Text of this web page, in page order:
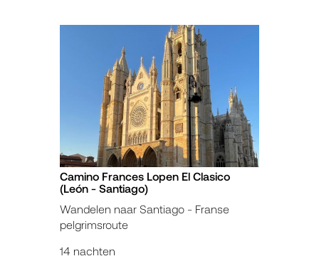
Camino Frances Lopen El Clasico
(León - Santiago)
Wandelen naar Santiago - Franse
pelgrimsroute
14 nachten